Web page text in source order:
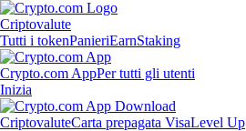
Criptovalute
Tutti i tokenPanieriEarnStaking
Crypto.com AppPer tutti gli utenti
Inizia
CriptovaluteCarta prepagata VisaLevel Up